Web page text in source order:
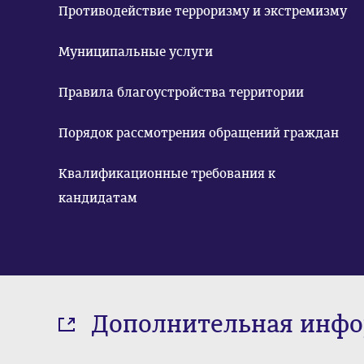
Противодействие терроризму и экстремизму
Муниципальные услуги
Правила благоустройства территории
Порядок рассмотрения обращений граждан
Квалификационные требования к
кандидатам
Дополнительная